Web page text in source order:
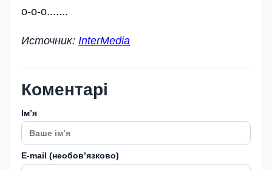
о-о-о.......
Источник: InterMedia
Коментарі
Імʼя
E-mail (необовʼязково)